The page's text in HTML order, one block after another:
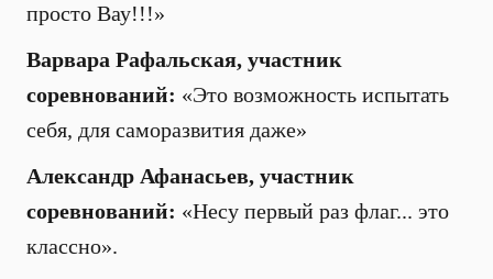
просто Вау!!!»
Варвара Рафальская, участник
соревнований: «Это возможность испытать
себя, для саморазвития даже»
Александр Афанасьев, участник
соревнований: «Несу первый раз флаг... это
классно».